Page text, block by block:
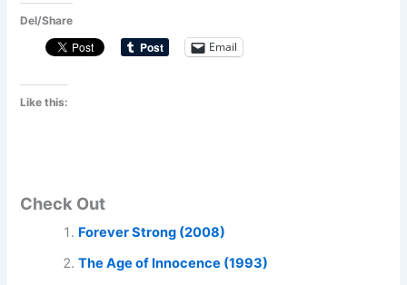
Del/Share
Email
Like this:
Check Out
Forever Strong (2008)
The Age of Innocence (1993)